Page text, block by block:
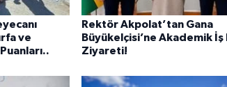
ve
Rektör Akpolat’tan Gana
Büyükelçisi’ne Akademik
Ziyareti!